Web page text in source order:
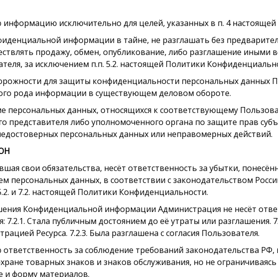
информацию исключительно для целей, указанных в п. 4
информации в тайне, не разглашать без
продажу, обмен, опубликование, либо разглашение
за исключением п.п. 5.2. настоящей Политики
для защиты конфиденциальности персональных данных
рода информации в существующем деловом обороте.
персональных данных, относящихся к соответствующему
представителя либо уполномоченного органа по защите прав
персональных данных или неправомерных действий.
свои обязательства, несёт ответственность за убытки,
персональных данных, в соответствии с законодательством
и 7.2. настоящей Политики Конфиденциальности.
Конфиденциальной информации Администрация не несёт
Стала публичным достоянием до её утраты или разглашения.
Ресурса. 7.2.3. Была разглашена с согласия Пользователя.
за соблюдение требований законодательства
товарных знаков и знаков обслуживания, но не
и форму материалов.